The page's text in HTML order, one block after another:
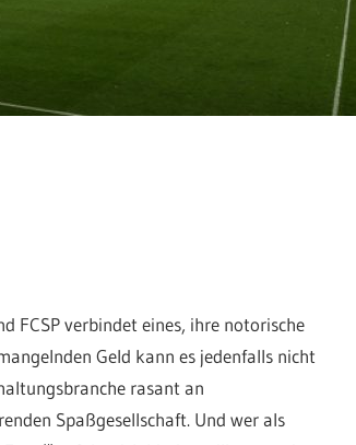
FCSP verbindet eines, ihre notorische
Geld kann es jedenfalls nicht
rasant an
Spaßgesellschaft. Und wer als